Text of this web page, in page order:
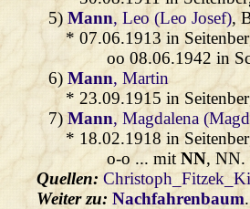
5)Mann, Leo (Leo Josef),
* 07.06.1913 in
oo 08.06.1942 in
6)Mann, Martin
* 23.09.1915 in
7)Mann, Magdalena
* 18.02.1918 in
o-o ... mitNN, NN.
Quellen:
Weiter zu: Nachfahrenbaum.